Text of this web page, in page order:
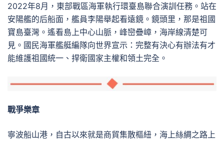
2022年8月，東部戰區海軍執行環臺島聯合演訓任務。站在
安陽艦的后船面，艦員李陽舉起看遠鏡。鏡頭里，那是祖國
寶島臺灣。遙看島上中心山脈，峰巒疊嶂，海岸線清楚可
見。國民海軍艦艇編隊向世界宣示：完整有決心有辦法有才
能維護祖國統一、捍衛國家主權和領土完全。
戰爭樂章
寧波船山港，自古以來就是商貿集散樞紐，海上絲綢之路上